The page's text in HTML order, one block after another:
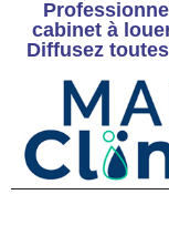
cabinet à
Diffusez